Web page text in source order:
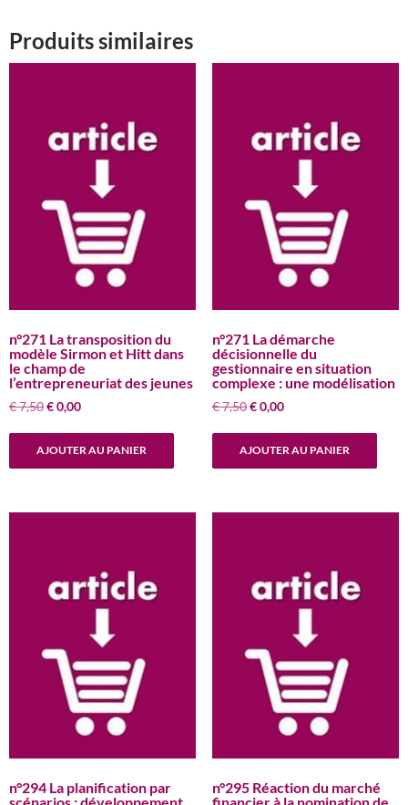
Produits similaires
n°271 La transposition du
modèle Sirmon et Hitt dans
le champ de
l’entrepreneuriat des jeunes
€7,50Le
€0,00Le
AJOUTER AU PANIER
n°271 La démarche
décisionnelle du
gestionnaire en situation
complexe : une modélisation
€7,50 Le
€0,00Le
AJOUTER AU PANIER
n°294 La planification par
n°295 Réaction du marché